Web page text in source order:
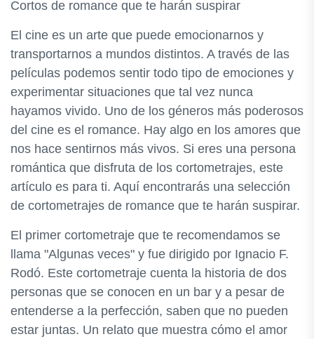
Cortos de romance que te harán suspirar
El cine es un arte que puede emocionarnos y
transportarnos a mundos distintos. A través de las
películas podemos sentir todo tipo de emociones y
experimentar situaciones que tal vez nunca
hayamos vivido. Uno de los géneros más poderosos
del cine es el romance. Hay algo en los amores que
nos hace sentirnos más vivos. Si eres una persona
romántica que disfruta de los cortometrajes, este
artículo es para ti. Aquí encontrarás una selección
de cortometrajes de romance que te harán suspirar.
El primer cortometraje que te recomendamos se
llama "Algunas veces" y fue dirigido por Ignacio F.
Rodó. Este cortometraje cuenta la historia de dos
personas que se conocen en un bar y a pesar de
entenderse a la perfección, saben que no pueden
estar juntas. Un relato que muestra cómo el amor